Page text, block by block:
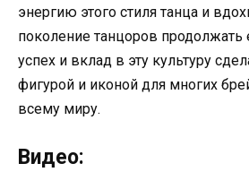
энергию этого стиля танца и
поколение танцоров продолжать
успех и вклад в эту культуру
фигурой и иконой для многих
всему миру.
Видео: